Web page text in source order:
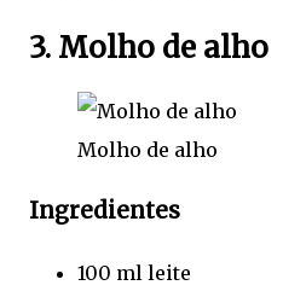
3. Molho de alho
Molho de alho
Ingredientes
100 ml leite